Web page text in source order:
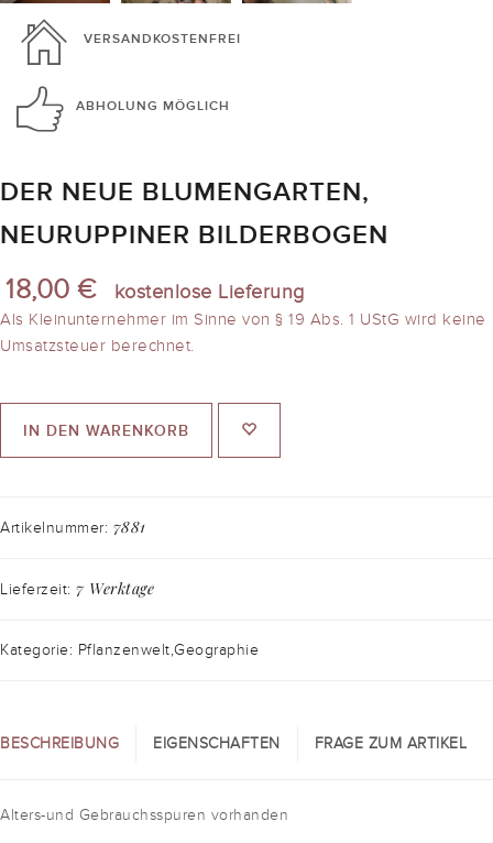
VERSANDKOSTENFREI
ABHOLUNG MÖGLICH
DER NEUE BLUMENGARTEN,
NEURUPPINER BILDERBOGEN
18,00 € kostenlose Lieferung
Als Kleinunternehmer im Sinne von § 19 Abs. 1 UStG wird keine
Umsatzsteuer berechnet.
IN DEN WARENKORB
Artikelnummer: 7881
Lieferzeit: 7 Werktage
Kategorie: Pflanzenwelt,Geographie
BESCHREIBUNG EIGENSCHAFTEN FRAGE ZUM ARTIKEL
Alters-und Gebrauchsspuren vorhanden